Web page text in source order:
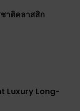
าติคลาสสิก
Luxury Long-